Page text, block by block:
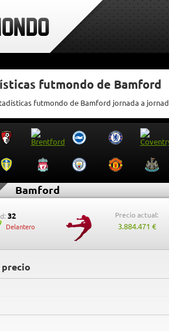
futmondo de Bamford
futmondo de Bamford jornada a
Bamford
32
Delantero
Precio actual:
3.884.471 €
precio